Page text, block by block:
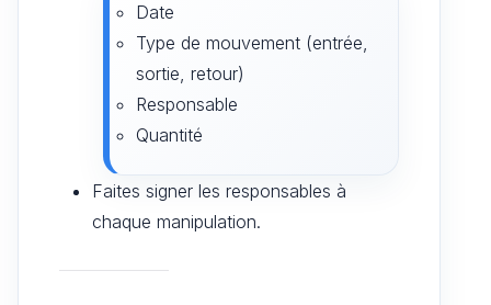
Date
Type de mouvement (entrée,
sortie, retour)
Responsable
Quantité
Faites signer les responsables à
chaque manipulation.